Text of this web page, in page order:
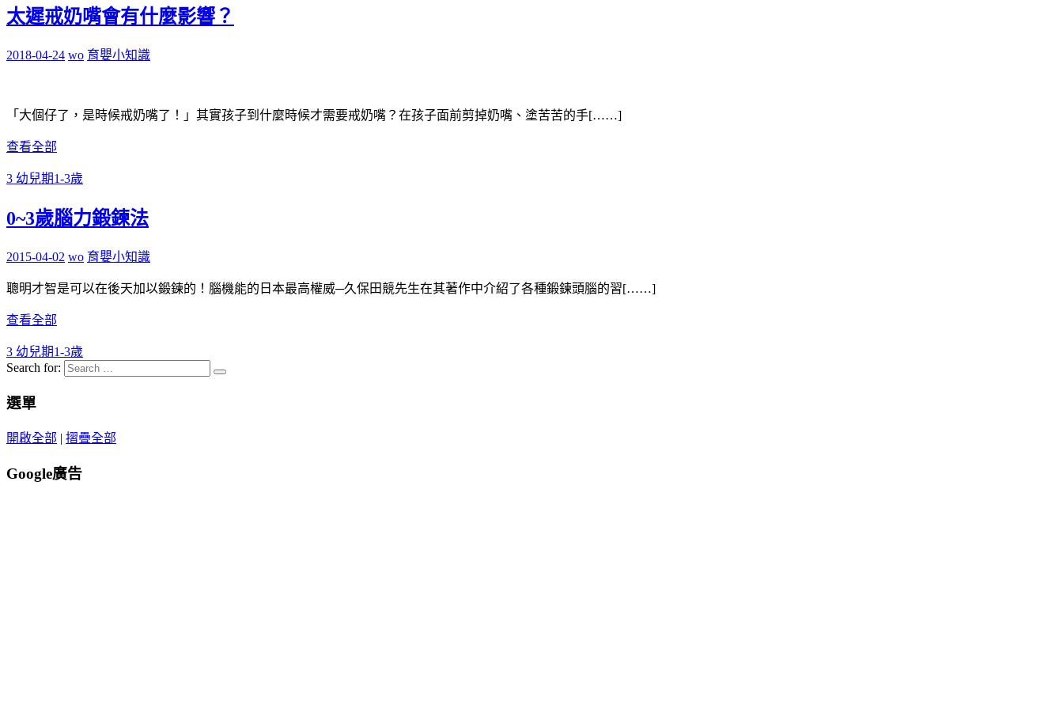
太遲戒奶嘴會有什麼影響？
2018-04-24 wo 育嬰小知識
「大個仔了，是時候戒奶嘴了！」其實孩子到什麼時候才需要戒奶嘴？在孩子面前剪掉奶嘴、塗苦苦的手[……]
查看全部
3 幼兒期1-3歲
0~3歲腦力鍛鍊法
2015-04-02 wo 育嬰小知識
聰明才智是可以在後天加以鍛鍊的！腦機能的日本最高權威─久保田競先生在其著作中介紹了各種鍛鍊頭腦的習[……]
查看全部
3 幼兒期1-3歲
Search for:
選單
開啟全部 | 摺疊全部
Google廣告